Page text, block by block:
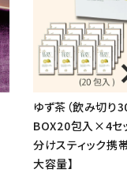
ゆず茶（飲み切り
BOX20包入×4セ
分けスティック携
大容量】